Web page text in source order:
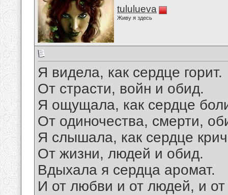
tululueva
Живу я здесь
Я видела, как сердце горит.
От страсти, войн и обид.
Я ощущала, как сердце
От одиночества, смерти,
Я слышала, как сердце
От жизни, людей и обид.
Вдыхала я сердца аромат.
И от любви и от людей, и